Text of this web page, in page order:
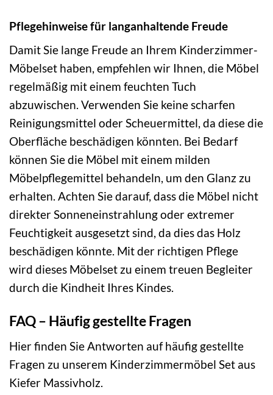
Pflegehinweise für langanhaltende Freude
Damit Sie lange Freude an Ihrem Kinderzimmer-
Möbelset haben, empfehlen wir Ihnen, die Möbel
regelmäßig mit einem feuchten Tuch
abzuwischen. Verwenden Sie keine scharfen
Reinigungsmittel oder Scheuermittel, da diese die
Oberfläche beschädigen könnten. Bei Bedarf
können Sie die Möbel mit einem milden
Möbelpflegemittel behandeln, um den Glanz zu
erhalten. Achten Sie darauf, dass die Möbel nicht
direkter Sonneneinstrahlung oder extremer
Feuchtigkeit ausgesetzt sind, da dies das Holz
beschädigen könnte. Mit der richtigen Pflege
wird dieses Möbelset zu einem treuen Begleiter
durch die Kindheit Ihres Kindes.
FAQ – Häufig gestellte Fragen
Hier finden Sie Antworten auf häufig gestellte
Fragen zu unserem Kinderzimmermöbel Set aus
Kiefer Massivholz.